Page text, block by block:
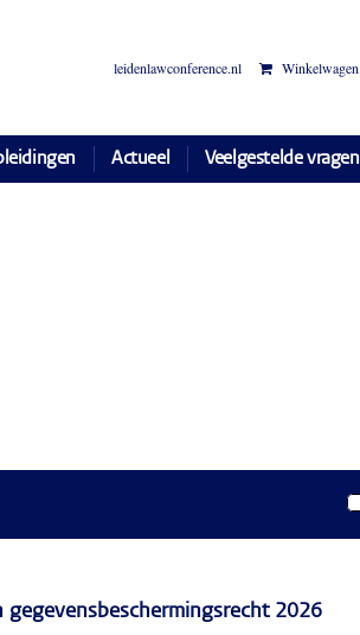
leidenlawconference.nl Winkelwagen
Actueel Veelgestelde vragen
gegevensbeschermingsrecht 2026